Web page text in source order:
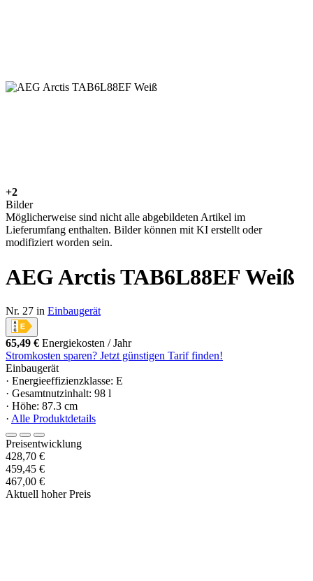
+2
Bilder
Möglicherweise sind nicht alle abgebildeten Artikel im
Lieferumfang enthalten. Bilder können mit KI erstellt oder
modifiziert worden sein.
AEG Arctis TAB6L88EF Weiß
Nr. 27 in Einbaugerät
65,49 € Energiekosten / Jahr
Stromkosten sparen? Jetzt günstigen Tarif finden!
Einbaugerät
· Energieeffizienzklasse: E
· Gesamtnutzinhalt: 98 l
· Höhe: 87.3 cm
· Alle Produktdetails
Preisentwicklung
428,70 €
459,45 €
467,00 €
Aktuell hoher Preis